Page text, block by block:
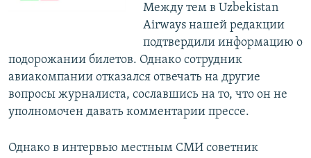
Между тем в Uzbekistan
Airways нашей редакции
подтвердили информацию о
подорожании билетов. Однако сотрудник
авиакомпании отказался отвечать на другие
вопросы журналиста, сославшись на то, что он не
уполномочен давать комментарии прессе.
Однако в интервью местным СМИ советник